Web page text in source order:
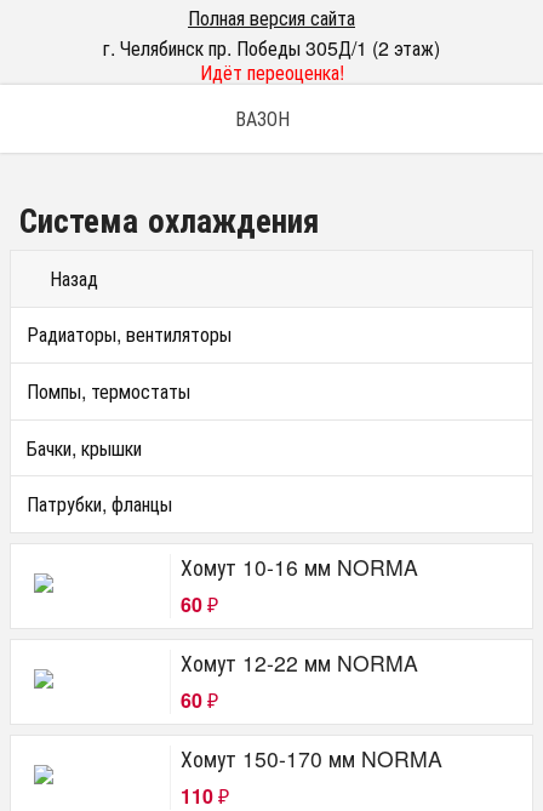
Полная версия сайта
г. Челябинск пр. Победы 305Д/1 (2 этаж)
Идёт переоценка!
ВАЗОН
Система охлаждения
Назад
Радиаторы, вентиляторы
Помпы, термостаты
Бачки, крышки
Патрубки, фланцы
Хомут 10-16 мм NORMA
60 ₽
Хомут 12-22 мм NORMA
60 ₽
Хомут 150-170 мм NORMA
110 ₽